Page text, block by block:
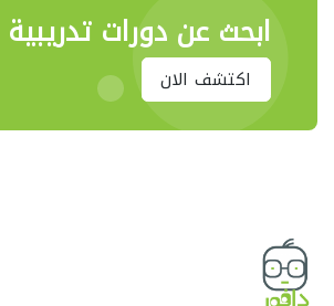
ابحث عن دورات تدريبية
اكتشف الان